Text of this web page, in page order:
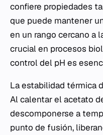
confiere propiedades
que puede mantener
en un rango cercano a
crucial en procesos
control del pH es
La estabilidad térmica
Al calentar el acetato
descomponerse a
punto de fusión,